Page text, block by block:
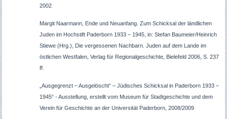
2002
Margit Naarmann, Ende und Neuanfang. Zum Schicksal der ländlichen
Juden im Hochstift Paderborn 1933 – 1945, in: Stefan Baumeier/Heinrich
Stiewe (Hrg.), Die vergessenen Nachbarn. Juden auf dem Lande im
östlichen Westfalen, Verlag für Regionalgeschichte, Bielefeld 2006, S. 237
ff.
Ausgegrenzt – Ausgelöscht“ – Jüdisches Schicksal in Paderborn 1933 –
1945“ -Ausstellung, erstellt vom Museum für Stadtgeschichte und dem
Verein für Geschichte an der Universität Paderborn, 2008/2009